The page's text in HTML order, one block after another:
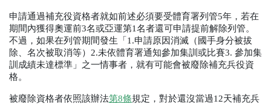
申請通過補充役資格者就如前述必須要受體育署列管5年，若在
期間內獲得奧運前3名或亞運第1名者還可申請提前解除列管。
不過，如果在列管期間發生「1.申請原因消滅（國手身分被拔
除、名次被取消等） 2.未依體育署通知參加集訓或比賽3. 參加集
訓成績未達標準」之一情事者，就有可能會被廢除補充兵役資
格。
被廢除資格者依照該辦法第8條規定，對於還沒當過12天補充兵